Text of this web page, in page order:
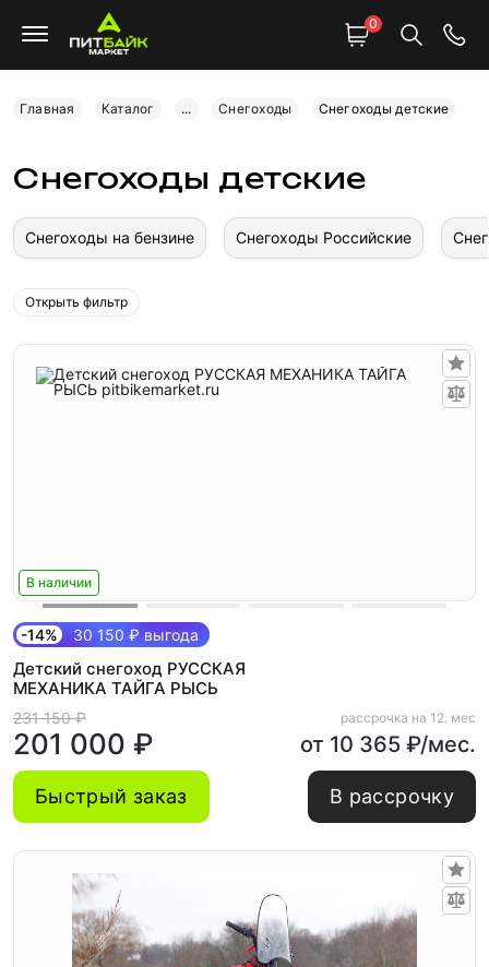
0
Главная Каталог ... Снегоходы Снегоходы детские
Снегоходы детские
Снегоходы на бензине Снегоходы Российские
Открыть фильтр
В наличии
-14% 30 150 ₽ выгода
Детский снегоход РУССКАЯ
МЕХАНИКА ТАЙГА РЫСЬ
231 150 ₽
201 000 ₽
рассрочка на 12. мес
от 10 365 ₽/мес.
Быстрый заказ В рассрочку